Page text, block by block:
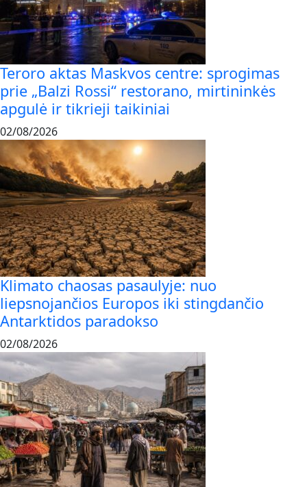
Teroro aktas Maskvos centre: sprogimas
prie „Balzi Rossi“ restorano, mirtininkės
apgulė ir tikrieji taikiniai
02/08/2026
Klimato chaosas pasaulyje: nuo
liepsnojančios Europos iki stingdančio
Antarktidos paradokso
02/08/2026